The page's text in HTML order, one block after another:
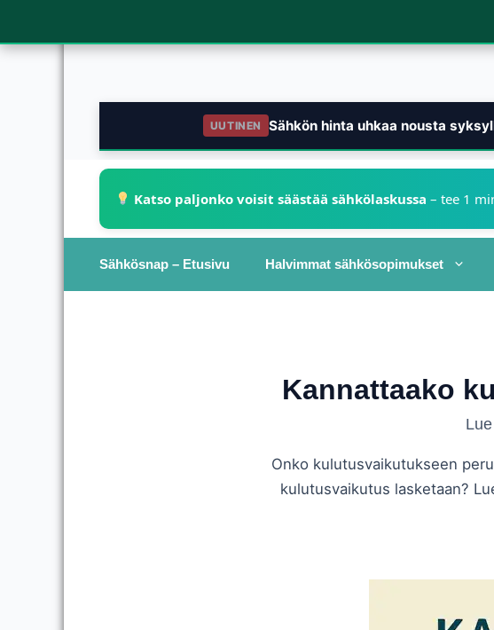
UUTINEN Sähkön hinta uhkaa nousta
Katso paljonko voisit säästää sähkölaskussa – tee 1
Sähkösnap – Etusivu Halvimmat sähkösopimukset
Kannattaako
Onko kulutusvaikutukseen
kulutusvaikutus lasketaan?